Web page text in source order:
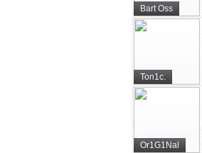
Bart Oss
Ton1c.
Or1G1Nal